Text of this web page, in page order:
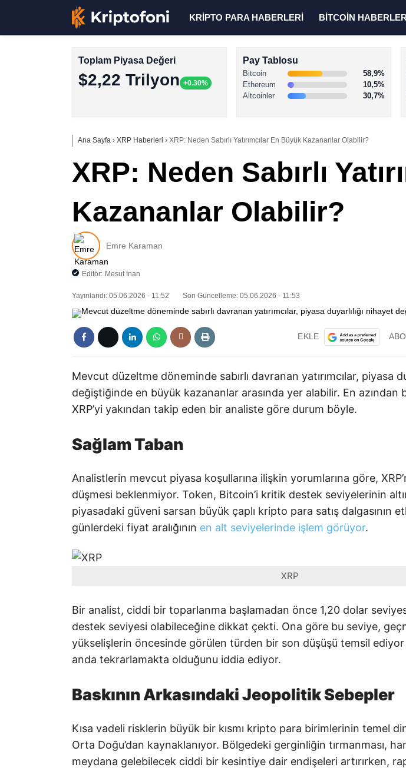
KRİPTO PARA HABERLERİ BİTCOİN
Toplam Piyasa Değeri
$2,22 Trilyon +0.30%
Pay Tablosu
Bitcoin
58,9%
Ethereum
10,5%
Altcoinler
30,7%
Ana Sayfa › XRP Haberleri › XRP: Neden Sabırlı Yatırımcılar En Büyük Kazananlar Olabilir?
XRP: Neden Sabırlı
Kazananlar Olabilir?
Emre Karaman
Editör: Mesut İnan
Yayınlandı: 05.06.2026 - 11:52 Son Güncelleme: 05.06.2026 - 11:53
EKLE
Mevcut düzeltme döneminde sabırlı davranan yatırımcılar, piyasa
değiştiğinde en büyük kazananlar arasında yer alabilir. En azından
XRP’yi yakından takip eden bir analiste göre durum böyle.
Sağlam Taban
Analistlerin mevcut piyasa koşullarına ilişkin yorumlarına göre,
düşmesi beklenmiyor. Token, Bitcoin’i kritik destek seviyelerinin
piyasadaki güveni sarsan büyük çaplı kripto para satış dalgasının
günlerdeki fiyat aralığının en alt seviyelerinde işlem görüyor.
XRP
Bir analist, ciddi bir toparlanma başlamadan önce 1,20 dolar
destek seviyesi olabileceğine dikkat çekti. Ona göre bu seviye,
yükselişlerin öncesinde görülen türden bir son düşüşü temsil
anda tekrarlamakta olduğunu iddia ediyor.
Baskının Arkasındaki Jeopolitik Sebepler
Kısa vadeli risklerin büyük bir kısmı kripto para birimlerinin temel
Orta Doğu’dan kaynaklanıyor. Bölgedeki gerginliğin tırmanması,
meydana gelebilecek ciddi bir kesintiye dair endişeleri artırırken,